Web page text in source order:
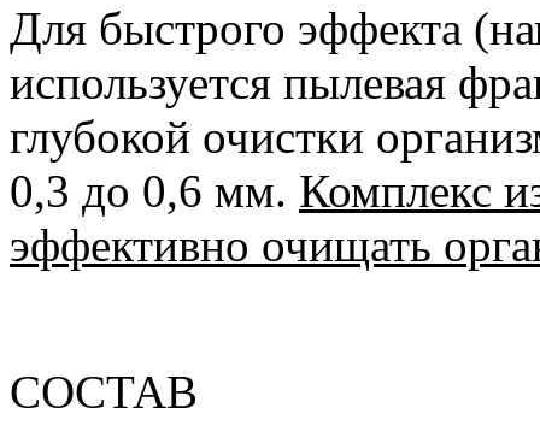
Для быстрого эффекта
используется пылевая
глубокой очистки
0,3 до 0,6 мм. Комплекс
эффективно очищать
СОСТАВ